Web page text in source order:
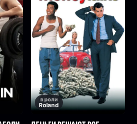
в роли
Roland